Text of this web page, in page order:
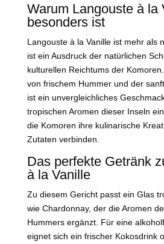
Warum Langouste à la
besonders ist
Langouste à la Vanille ist mehr als
ist ein Ausdruck der natürlichen
kulturellen Reichtums der
von frischem Hummer und der
ist ein unvergleichliches
tropischen Aromen dieser Inseln
die Komoren ihre kulinarische
Zutaten verbinden.
Das perfekte Getränk
à la Vanille
Zu diesem Gericht passt ein Glas
wie Chardonnay, der die Aromen
Hummers ergänzt. Für eine
eignet sich ein frischer Kokosdrink